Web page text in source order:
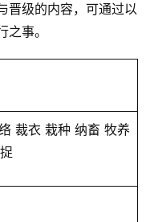
晋级的内容，可通过以
事。
裁衣 栽种 纳畜 牧养